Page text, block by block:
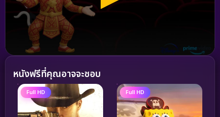
หนังฟรีที่คุณอาจจะชอบ
Full HD Full HD